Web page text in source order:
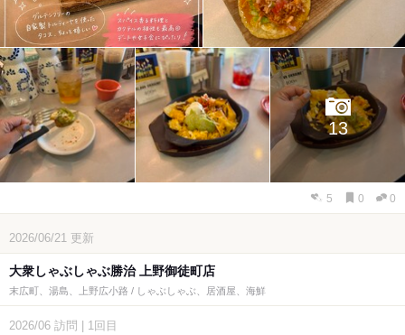
13
5 0 0
2026/06/21 更新
大衆しゃぶしゃぶ勝治 上野御徒町店
末広町、湯島、上野広小路 / しゃぶしゃぶ、居酒屋、海鮮
2026/06 訪問 1回目